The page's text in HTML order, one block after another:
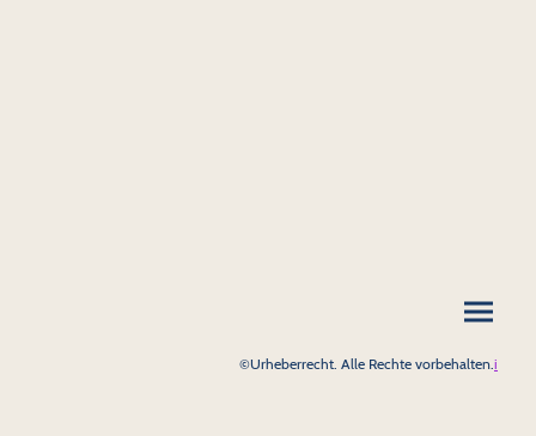
©Urheberrecht. Alle Rechte vorbehalten. i